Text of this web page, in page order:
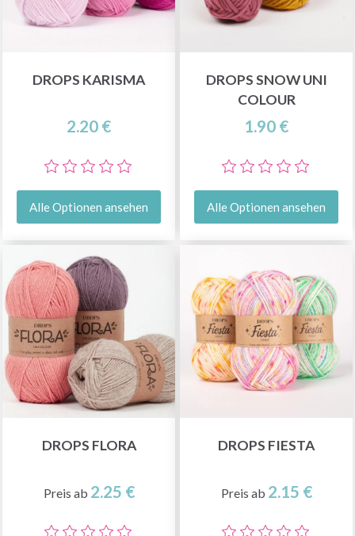
DROPS KARISMA
2.20 €
Alle Optionen ansehen
DROPS SNOW UNI
COLOUR
1.90 €
Alle Optionen ansehen
DROPS FLORA
Preis ab 2.25 €
DROPS FIESTA
Preis ab 2.15 €